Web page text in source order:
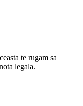
te rugam sa
legala.